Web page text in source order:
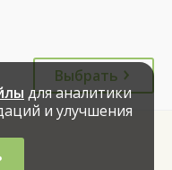
Выбрать
для аналитики
и улучшения